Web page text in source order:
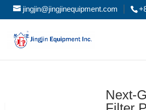
jingjin@jingjinequipment.com
Next-